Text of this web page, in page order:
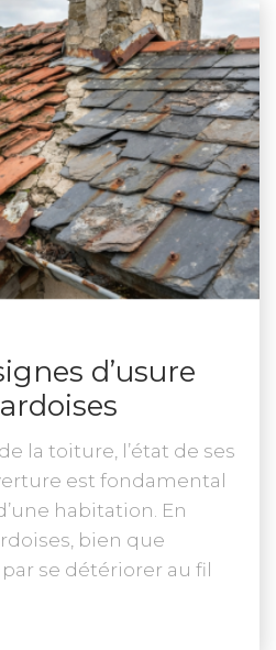
d’usure
la toiture, l’état de ses
est fondamental
habitation. En
bien que
se détériorer au fil